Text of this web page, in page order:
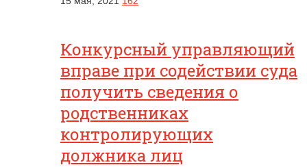
Конкурсный управляющий
вправе при содействии суда
получить сведения о
родственниках
контролирующих
должника лиц